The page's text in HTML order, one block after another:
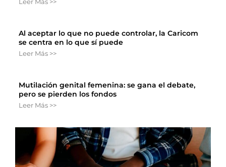
Al aceptar lo que no puede controlar, la Caricom
se centra en lo que sí puede
Leer Más >>
Mutilación genital femenina: se gana el debate,
pero se pierden los fondos
Leer Más >>